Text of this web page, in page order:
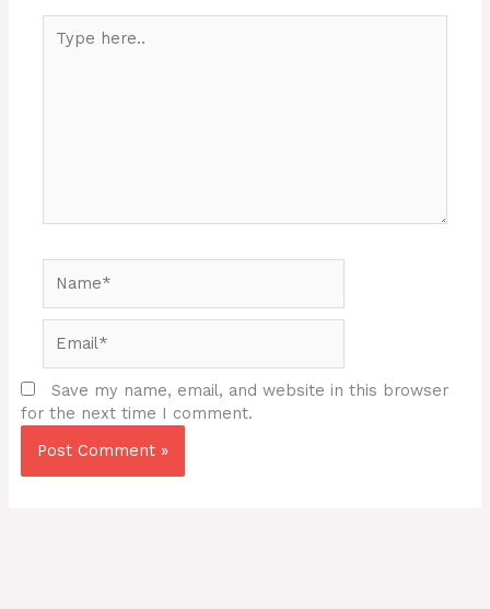
here..
Save my name, email, and website in this browser
for the next time I comment.